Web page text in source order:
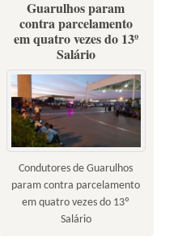
Guarulhos param
contra parcelamento
em quatro vezes do 13º
Salário
Condutores de Guarulhos
param contra parcelamento
em quatro vezes do 13º
Salário